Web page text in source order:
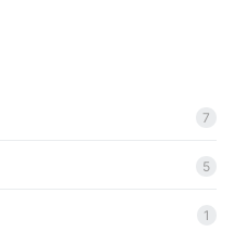
7
5
1